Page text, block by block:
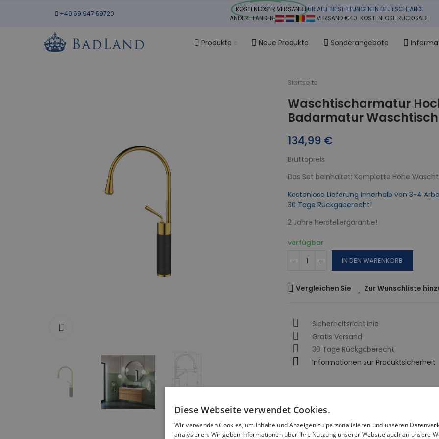
+49 69 947 59720
KOSTENLOSER VERSANDFÜR ALLE BESTELLUNGEN IN DEUTSCHLAND!
ANDERE LÄNDER
VERSAND €40. KOSTENLOSE RÜCKGABE
Produkte Neue Produkte Sonderangebote
Startseite
Waschtischarmatur
Badarmatur
134,99 €
Bruttopreis
Das Set beinhaltet: Komplette Höhe
Kostenlose Lieferung innerhalb von 3-4
30 Tage Rückgaberecht!
2 Jahre Herstellergarantie!
verfügbar
IN DEN WARENKORB
Vergleichen Sie Zur Wunschliste
Sicherheitsrichtlinie
Gratis Versand
30 Tage Rückgaberecht
Informationen zur Produktsicherheit
Diese Webseite verwendet Cookies.
Wir verwenden Cookies, um Inhalte und Anzeigen zu personalisieren und unseren
analysieren. Wir geben Informationen über Ihre Nutzung unserer Website auch an unsere